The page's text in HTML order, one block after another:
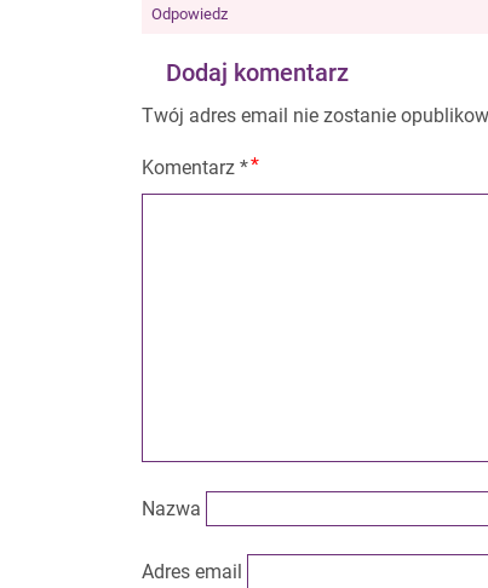
Odpowiedz
Dodaj komentarz
Twój adres email nie zostanie
Komentarz *
Nazwa
Adres email